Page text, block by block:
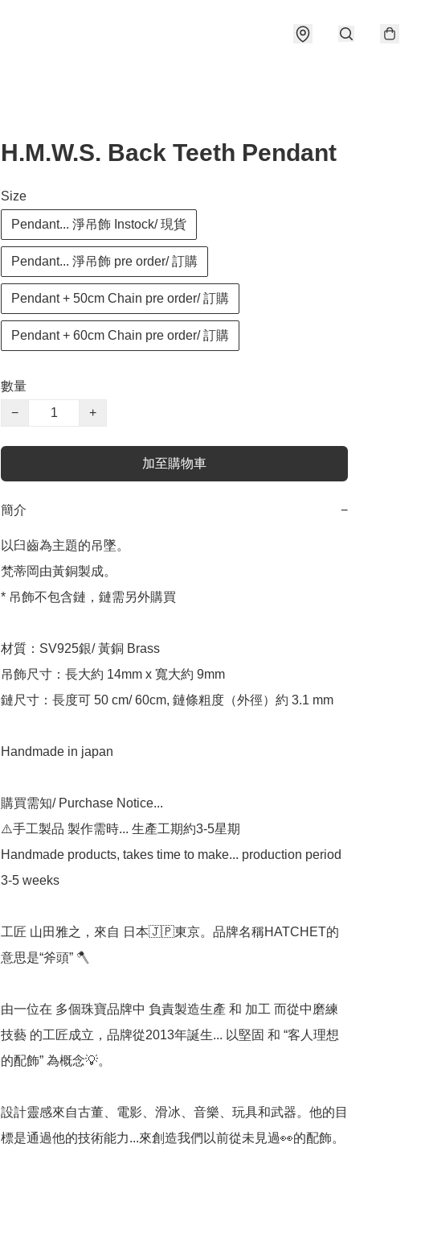
H.M.W.S. Back Teeth Pendant
Size
Pendant... 淨吊飾 Instock/ 現貨
Pendant... 淨吊飾 pre order/ 訂購
Pendant + 50cm Chain pre order/ 訂購
Pendant + 60cm Chain pre order/ 訂購
數量
−
+
加至購物車
簡介 −
以臼齒為主題的吊墜。
梵蒂岡由黃銅製成。
* 吊飾不包含鏈，鏈需另外購買
材質：SV925銀/ 黃銅 Brass
吊飾尺寸：長大約 14mm x 寬大約 9mm
鏈尺寸：長度可 50 cm/ 60cm, 鏈條粗度（外徑）約 3.1 mm
Handmade in japan
購買需知/ Purchase Notice...
⚠️手工製品 製作需時... 生產工期約3-5星期
Handmade products, takes time to make... production period
3-5 weeks
工匠 山田雅之，來自 日本🇯🇵東京。品牌名稱HATCHET的
意思是“斧頭” 🪓
由一位在 多個珠寶品牌中 負責製造生產 和 加工 而從中磨練
技藝 的工匠成立，品牌從2013年誕生... 以堅固 和 “客人理想
的配飾” 為概念💡。
設計靈感來自古董、電影、滑冰、音樂、玩具和武器。他的目
標是通過他的技術能力...來創造我們以前從未見過👀的配飾。